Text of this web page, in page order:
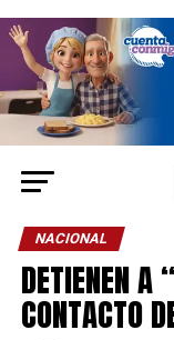
NACIONAL
DETIENEN A
CONTACTO